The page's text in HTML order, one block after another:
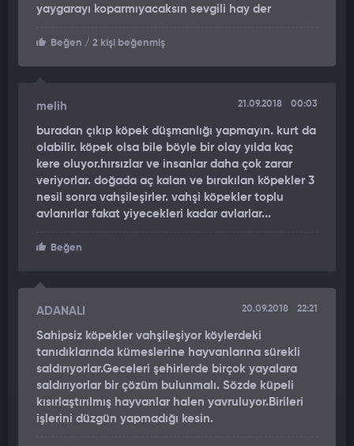
yaygarayı koparmıyacaksın sevgili hay der
Beğen / 2 kişi beğenmiş
melih 21.09.2018 00:03
buradan çıkıp köpek düşmanlığı yapmayın. kurt da
olabilir. köpek olsa bile böyle bir olay yılda kaç
kere oluyor.hırsızlar ve insanlar daha çok zarar
veriyorlar. doğada aç kalan ve bırakılan köpekler 3
nesil sonra vahşileşirler. vahşi köpekler toplu
avlanırlar fakat yiyecekleri kadar avlarlar...
Beğen
ADANALI 20.09.2018 22:21
Sahipsiz köpekler vahşileşiyor köylerdeki
tanıdıklarında kümeslerine hayvanlarına sürekli
saldırıyorlar.Geceleri şehirlerde birçok yayalara
saldırıyorlar bir çözüm bulunmalı. Sözde küpeli
kısırlaştırılmış hayvanlar halen yavruluyor.Birileri
işlerini düzgün yapmadığı kesin.